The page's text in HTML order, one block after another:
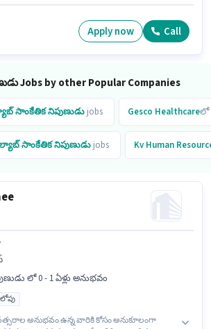
ఈ ఉద్యోగానికి అప్లై చేసుకోవచ్చు. ఇది Full
shift మరియు వారానికి 5 days working ఉంటాయి.
Apply now Call
Jobs by other Popular Companies
సాంకేతిక నిపుణుడు jobs Gesco Healthcareలో
సాంకేతిక నిపుణుడు jobs Kv Human
లో 0 - 1 ఏళ్లు అనుభవం
అనుభవం ఉన్న వారికి కోసం అనుకూలంగా